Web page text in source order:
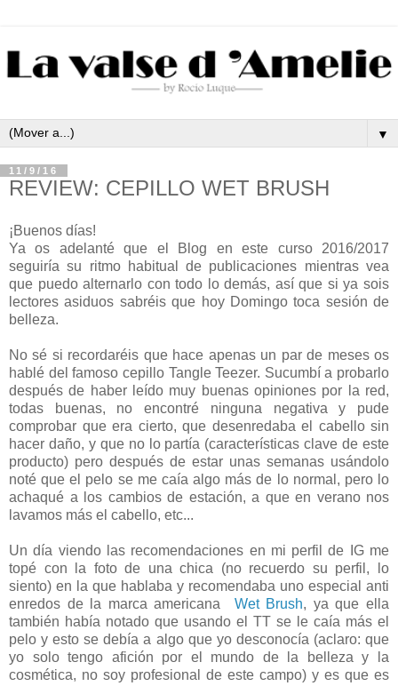
▼
11/9/16
REVIEW: CEPILLO WET BRUSH
¡Buenos días!
Ya os adelanté que el Blog en este curso 2016/2017
seguiría su ritmo habitual de publicaciones mientras vea
que puedo alternarlo con todo lo demás, así que si ya sois
lectores asiduos sabréis que hoy Domingo toca sesión de
belleza.
No sé si recordaréis que hace apenas un par de meses os
hablé del famoso cepillo Tangle Teezer. Sucumbí a probarlo
después de haber leído muy buenas opiniones por la red,
todas buenas, no encontré ninguna negativa y pude
comprobar que era cierto, que desenredaba el cabello sin
hacer daño, y que no lo partía (características clave de este
producto) pero después de estar unas semanas usándolo
noté que el pelo se me caía algo más de lo normal, pero lo
achaqué a los cambios de estación, a que en verano nos
lavamos más el cabello, etc...
Un día viendo las recomendaciones en mi perfil de IG me
topé con la foto de una chica (no recuerdo su perfil, lo
siento) en la que hablaba y recomendaba uno especial anti
enredos de la marca americana Wet Brush, ya que ella
también había notado que usando el TT se le caía más el
pelo y esto se debía a algo que yo desconocía (aclaro: que
yo solo tengo afición por el mundo de la belleza y la
cosmética, no soy profesional de este campo) y es que es